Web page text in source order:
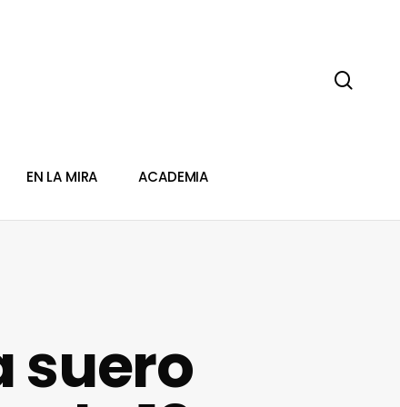
EN LA MIRA ACADEMIA
suero